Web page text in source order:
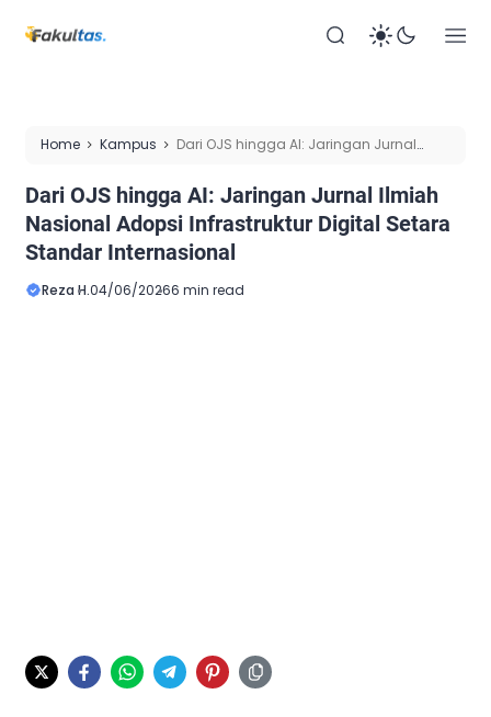
Home Kampus
Dari OJS hingga AI: Jaringan Jurnal
Internasional
Dari OJS hingga AI: Jaringan Jurnal Ilmiah
Nasional Adopsi Infrastruktur Digital Setara
Standar Internasional
Reza H.04/06/20266 min read